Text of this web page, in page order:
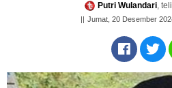
Putri Wulandari,
Jumat, 20 Desember